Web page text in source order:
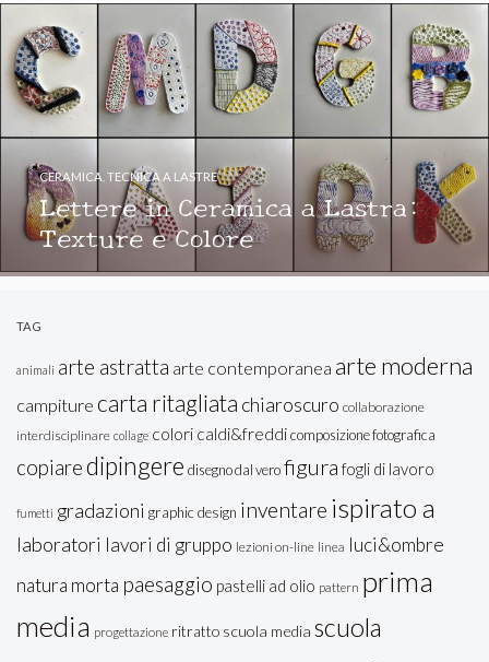
Lettere in Ceramica a Lastra:
Texture e Colore
CERAMICA TECNICA A LASTRE
TAG
animali arte astratta arte contemporanea arte moderna
campiture carta ritagliata chiaroscuro collaborazione
interdisciplinare collage colori caldi&freddicomposizione fotografica
copiaredipingere disegno dal verofigura fogli di lavoro
fumetti gradazioni graphic design inventare ispirato a
laboratori lavori di gruppo lezioni on-line linea luci&ombre
natura morta paesaggio pastelli ad olio pattern prima
media progettazione ritratto scuola media scuola